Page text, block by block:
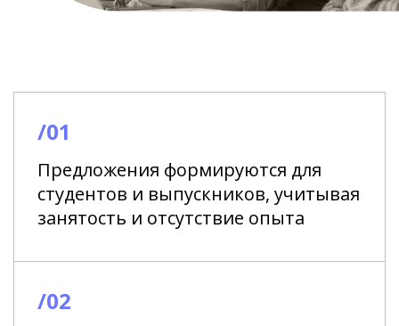
/01
Предложения формируются для
студентов и выпускников, учитывая
занятость и отсутствие опыта
/02